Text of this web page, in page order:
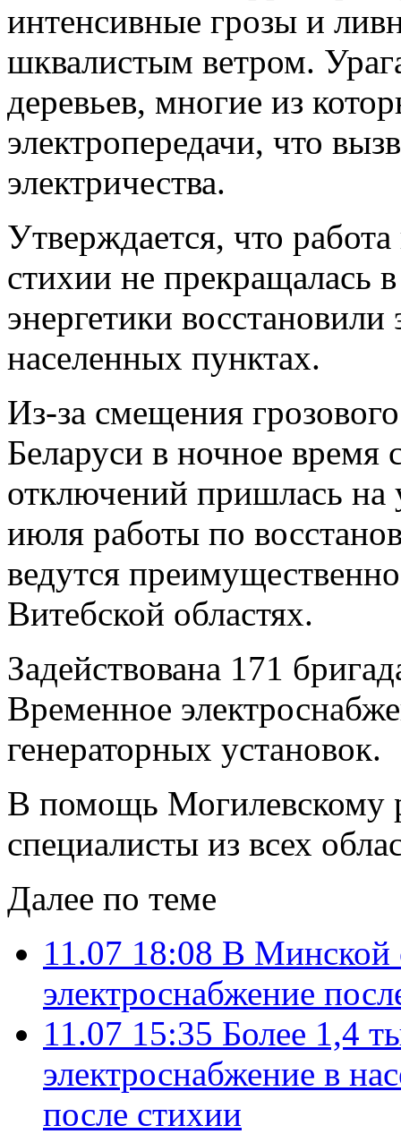
интенсивные грозы и
шквалистым ветром.
деревьев, многие из
электропередачи, что
электричества.
Утверждается, что
стихии не прекращалась
энергетики
населенных пунктах.
Из-за смещения
Беларуси в ночное время
отключений пришлась
июля работы по
ведутся
Витебской областях.
Задействована 171
Временное
генераторных установок.
В помощь Могилевскому
специалисты из всех
Далее по теме
11.07 18:08 В Минской
электроснабжение
11.07 15:35 Более 1,4
электроснабжение в
после стихии